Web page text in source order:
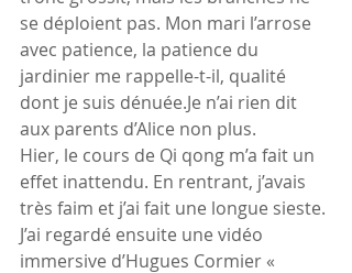
se déploient pas. Mon mari l’arrose
avec patience, la patience du
jardinier me rappelle-t-il, qualité
dont je suis dénuée.Je n’ai rien dit
aux parents d’Alice non plus.
Hier, le cours de Qi qong m’a fait un
effet inattendu. En rentrant, j’avais
très faim et j’ai fait une longue sieste.
J’ai regardé ensuite une vidéo
immersive d’Hugues Cormier «